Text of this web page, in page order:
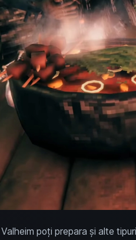
poți prepara și alte